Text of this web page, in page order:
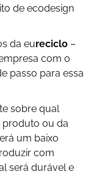
de ecodesign
da eureciclo –
com o
passo para essa
sobre qual
produto ou da
um baixo
com
será durável e